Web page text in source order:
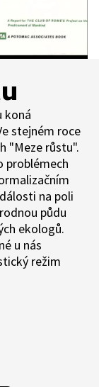
koná
stejném roce
"Meze růstu".
problémech
na poli
půdu
ekologů.
u nás
režim